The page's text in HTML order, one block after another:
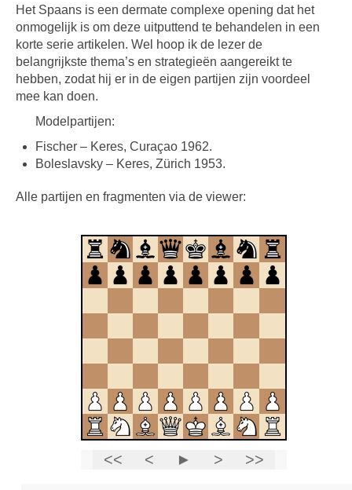
Het Spaans is een dermate complexe opening dat het
onmogelijk is om deze uitputtend te behandelen in een
korte serie artikelen. Wel hoop ik de lezer de
belangrijkste thema’s en strategieën aangereikt te
hebben, zodat hij er in de eigen partijen zijn voordeel
mee kan doen.
Modelpartijen:
Fischer – Keres, Curaçao 1962.
Boleslavsky – Keres, Zürich 1953.
Alle partijen en fragmenten via de viewer: